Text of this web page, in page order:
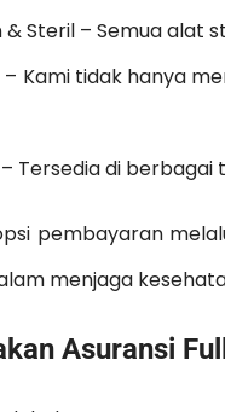
& Steril – Semua alat
– Kami tidak hanya
Tersedia di
pembayaran
menjaga
Asuransi